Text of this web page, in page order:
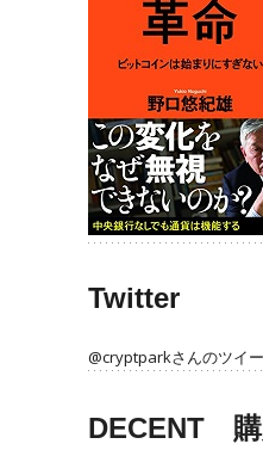
Twitter
@cryptparkさんのツイ
DECENT